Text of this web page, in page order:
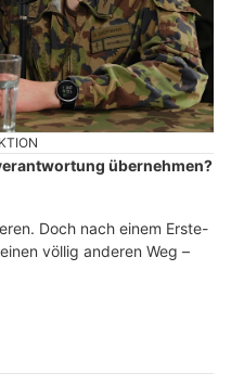
übernehmen?
Doch nach einem Erste-
völlig anderen Weg –